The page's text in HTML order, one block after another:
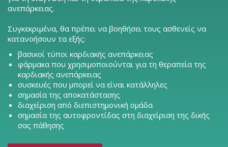
ανεπάρκειας.
Συγκεκριμένα, θα πρέπει να βοηθήσει τους ασθενείς να
κατανοήσουν τα εξής:
βασικοί τύποι καρδιακής ανεπάρκειας
φάρμακα που χρησιμοποιούνται για τη θεραπεία της
καρδιακής ανεπάρκειας
συσκευές που μπορεί να είναι κατάλληλες
σημασία της αποκατάστασης
διαχείριση από διεπιστημονική ομάδα
σημασία της αυτοφροντίδας στη διαχείριση της δικής
σας πάθησης